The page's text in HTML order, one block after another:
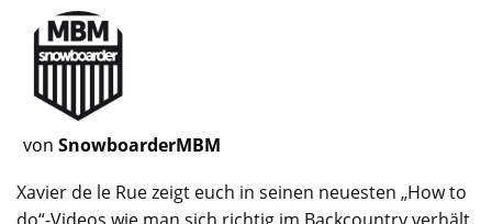
von SnowboarderMBM
Xavier de le Rue zeigt euch in seinen neuesten „How to
do“-Videos wie man sich richtig im Backcountry verhält.